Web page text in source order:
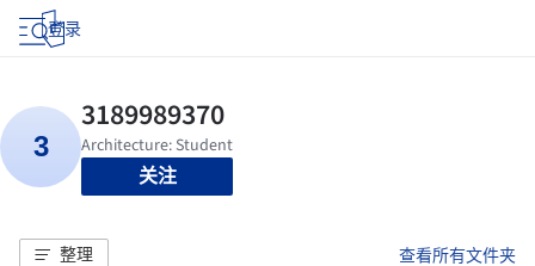
登录
关注
整理 查看所有文件夹